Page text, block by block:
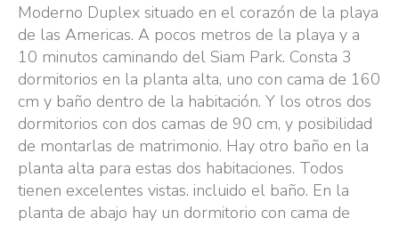
Moderno Duplex situado en el corazón de la playa
de las Americas. A pocos metros de la playa y a
10 minutos caminando del Siam Park. Consta 3
dormitorios en la planta alta, uno con cama de 160
cm y baño dentro de la habitación. Y los otros dos
dormitorios con dos camas de 90 cm, y posibilidad
de montarlas de matrimonio. Hay otro baño en la
planta alta para estas dos habitaciones. Todos
tienen excelentes vistas. incluido el baño. En la
planta de abajo hay un dormitorio con cama de